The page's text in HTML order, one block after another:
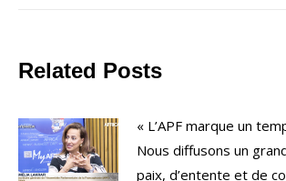
Related Posts
« L’APF marque un
Nous diffusons un
paix, d’entente et de